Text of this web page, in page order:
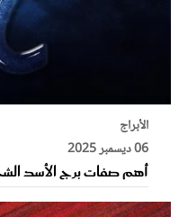
الأبراج
06 ديسمبر 2025
أهم صفات برج الأسد